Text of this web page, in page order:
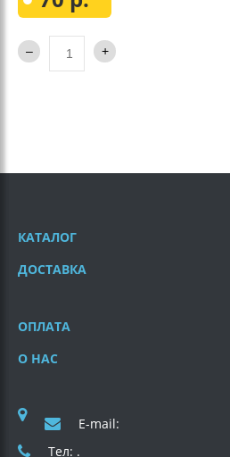
КАТАЛОГ
ДОСТАВКА
ОПЛАТА
О НАС
E-mail:
Тел: .